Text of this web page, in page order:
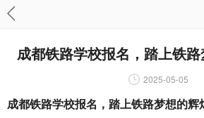
成都铁路学校报名，踏上铁
2025-05-05
成都铁路学校报名，踏上铁路梦想的辉